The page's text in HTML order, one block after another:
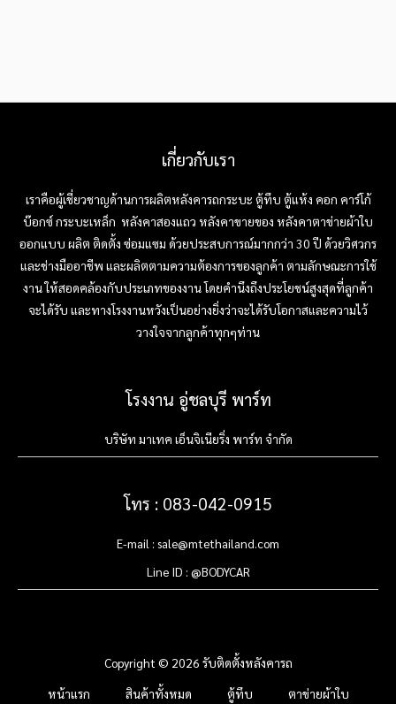
เกี่ยวกับเรา
เราคือผู้เชี่ยวชาญด้านการผลิตหลังคารถกระบะ ตู้ทึบ ตู้แห้ง คอก คาร์โก้
บ๊อกซ์ กระบะเหล็ก หลังคาสองแถว หลังคาขายของ หลังคาตาข่ายผ้าใบ
ออกแบบ ผลิต ติดตั้ง ซ่อมแซม ด้วยประสบการณ์มากกว่า 30 ปี ด้วยวิศวกร
และช่างมืออาชีพ และผลิตตามความต้องการของลูกค้า ตามลักษณะการใช้
งาน ให้สอดคล้องกับประเภทของงาน โดยคำนึงถึงประโยชน์สูงสุดที่ลูกค้า
จะได้รับ และทางโรงงานหวังเป็นอย่างยิ่งว่าจะได้รับโอกาสและความไว้
วางใจจากลูกค้าทุกๆท่าน
โรงงาน อู่ชลบุรี พาร์ท
บริษัท มาเทค เอ็นจิเนียริ่ง พาร์ท จำกัด
โทร : 083-042-0915
E-mail : sale@mtethailand.com
Line ID : @BODYCAR
Copyright © 2026 รับติดตั้งหลังคารถ
หน้าแรก
สินค้าทั้งหมด ตู้ทึบ ตาข่ายผ้าใบ